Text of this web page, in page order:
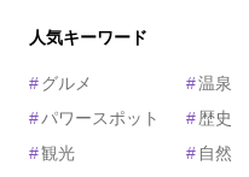
人気キーワード
#グルメ #温泉
#パワースポット #歴史
#観光 # 自然